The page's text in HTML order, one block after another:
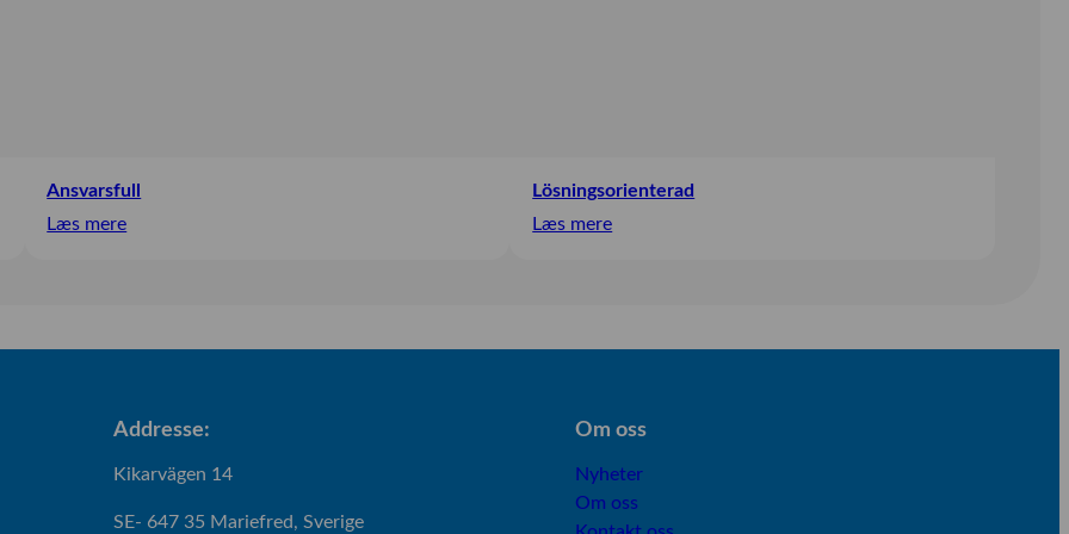
Ansvarsfull
Læs mere:
Lösningsorienterad
Læs mere:
Addresse:
Kikarvägen 14
SE- 647 35 Mariefred, Sverige
Om oss
Nyheter
Om oss